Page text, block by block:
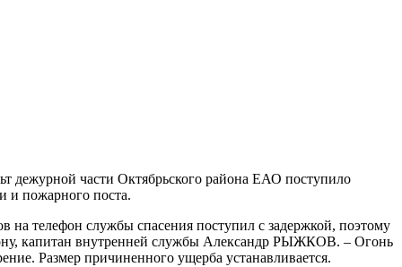
дежурной части Октябрьского района ЕАО поступило
и пожарного поста.
телефон службы спасения поступил с задержкой, поэтому
капитан внутренней службы Александр РЫЖКОВ. – Огонь
Размер причиненного ущерба устанавливается.